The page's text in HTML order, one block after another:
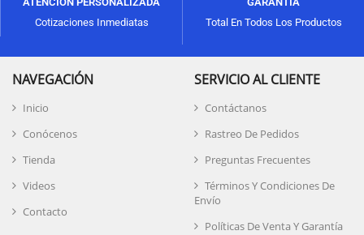
Cotizaciones Inmediatas
Total En Todos Los Productos
NAVEGACIÓN
Inicio
Conócenos
Tienda
Videos
Contacto
SERVICIO AL CLIENTE
Contáctanos
Rastreo De Pedidos
Preguntas Frecuentes
Términos Y Condiciones De
Envío
Políticas De Venta Y Garantía